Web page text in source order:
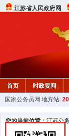
江苏省人民政府网
首页 时政要闻
国家公务员网 地方站:
您的当前位置：江苏公